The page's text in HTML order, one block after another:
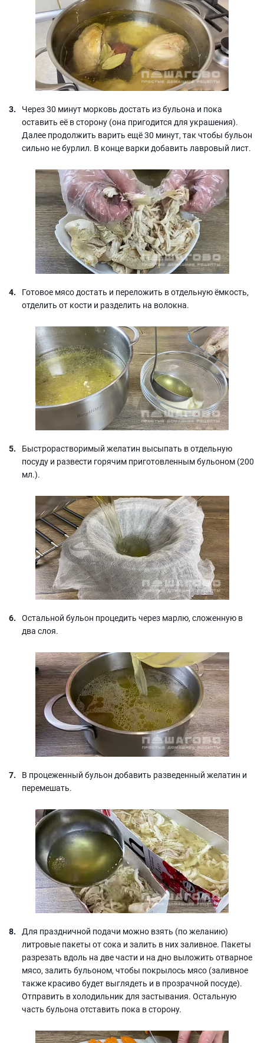
Через 30 минут морковь достать из бульона и пока
оставить её в сторону (она пригодится для украшения).
Далее продолжить варить ещё 30 минут, так чтобы бульон
сильно не бурлил. В конце варки добавить лавровый лист.
Готовое мясо достать и переложить в отдельную ёмкость,
отделить от кости и разделить на волокна.
Быстрорастворимый желатин высыпать в отдельную
посуду и развести горячим приготовленным бульоном (200
мл.).
Остальной бульон процедить через марлю, сложенную в
два слоя.
В процеженный бульон добавить разведенный желатин и
перемешать.
Для праздничной подачи можно взять (по желанию)
литровые пакеты от сока и залить в них заливное. Пакеты
разрезать вдоль на две части и на дно выложить отварное
мясо, залить бульоном, чтобы покрылось мясо (заливное
также красиво будет выглядеть и в прозрачной посуде).
Отправить в холодильник для застывания. Остальную
часть бульона отставить пока в сторону.